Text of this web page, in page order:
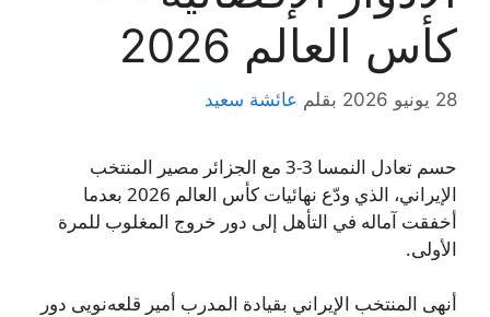
كأس العالم 2026
28 يونيو 2026 بقلم عائشة سعيد
حسم تعادل النمسا 3-3 مع الجزائر مصير المنتخب
الإيراني، الذي ودّع نهائيات كأس العالم 2026 بعدما
أخفقت آماله في التأهل إلى دور خروج المغلوب للمرة
الأولى.
أنهى المنتخب الإيراني بقيادة المدرب أمير قلعه‌نویی دور